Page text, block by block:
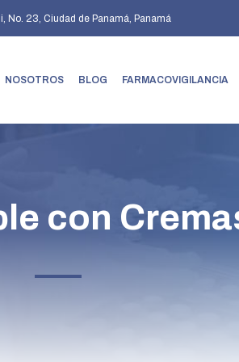
No. 23, Ciudad de Panamá, Panamá
NOSOTROS BLOG FARMACOVIGILANCIA
con